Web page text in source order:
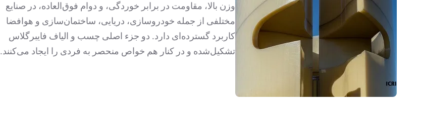
وزن بالا، مقاومت در برابر خوردگی، و دوام فوق‌العاده، در صنایع
مختلفی از جمله خودروسازی، دریایی، ساختمان‌سازی و هوافضا
کاربرد گسترده‌ای دارد. دو جزء اصلی چسب و الیاف فایبرگلاس
تشکیل‌شده و در کنار هم خواص منحصر به فردی را ایجاد می‌کنند.